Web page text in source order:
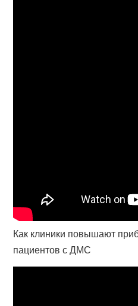
Как клиники повышают
пациентов с ДМС